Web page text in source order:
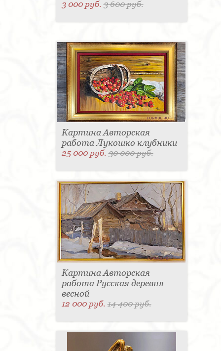
3 000 руб.3 600 руб.
Картина Авторская
работа Лукошко клубники
25 000 руб.30 000 руб.
Картина Авторская
работа Русская деревня
весной
12 000 руб.14 400 руб.